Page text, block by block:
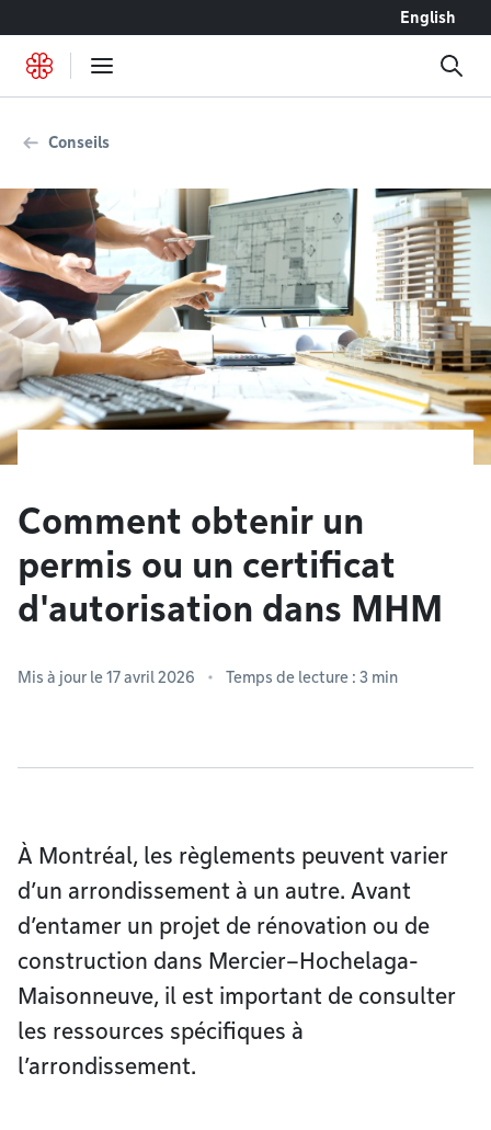
English
Conseils
Comment obtenir un
permis ou un certificat
d'autorisation dans MHM
Mis à jour le 17 avril 2026 Temps de lecture : 3 min
À Montréal, les règlements peuvent varier
d’un arrondissement à un autre. Avant
d’entamer un projet de rénovation ou de
construction dans Mercier–Hochelaga-
Maisonneuve, il est important de consulter
les ressources spécifiques à
l’arrondissement.